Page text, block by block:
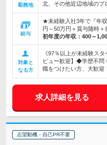
勤務地
北、その他近辺地域のプ
給与
★未経験入社3年で『年
円～50万円＋賞与随時
初年度の年収： 400～
対象と
なる方
《97％以上が未経験ス
ビュー歓迎】◆学歴不
職をつけたい方、大歓迎！
求人詳細を見る
志望動機・自己PR不要